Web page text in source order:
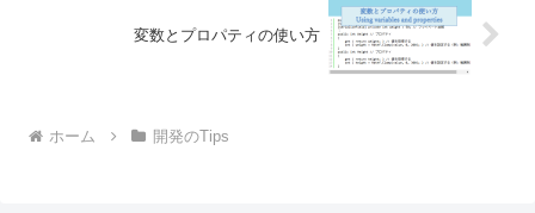
変数とプロパティの使い方
ホーム 開発のTips